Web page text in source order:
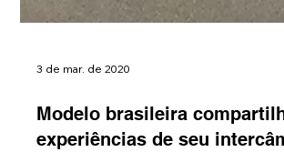
3 de mar. de 2020